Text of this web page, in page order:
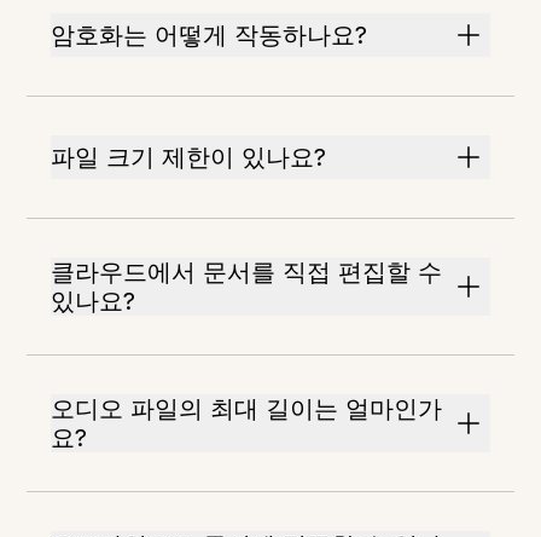
암호화는 어떻게 작동하나요?
파일 크기 제한이 있나요?
클라우드에서 문서를 직접 편집할 수
있나요?
오디오 파일의 최대 길이는 얼마인가
요?